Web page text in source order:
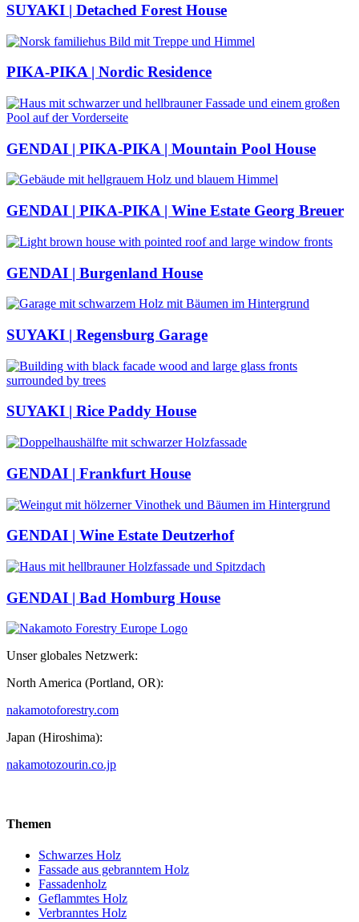
SUYAKI | Detached Forest House
PIKA-PIKA | Nordic Residence
GENDAI | PIKA-PIKA | Mountain Pool House
GENDAI | PIKA-PIKA | Wine Estate Georg Breuer
GENDAI | Burgenland House
SUYAKI | Regensburg Garage
SUYAKI | Rice Paddy House
GENDAI | Frankfurt House
GENDAI | Wine Estate Deutzerhof
GENDAI | Bad Homburg House
Unser globales Netzwerk:
North America (Portland, OR):
nakamotoforestry.com
Japan (Hiroshima):
nakamotozourin.co.jp
Themen
Schwarzes Holz
Fassade aus gebranntem Holz
Fassadenholz
Geflammtes Holz
Verbranntes Holz